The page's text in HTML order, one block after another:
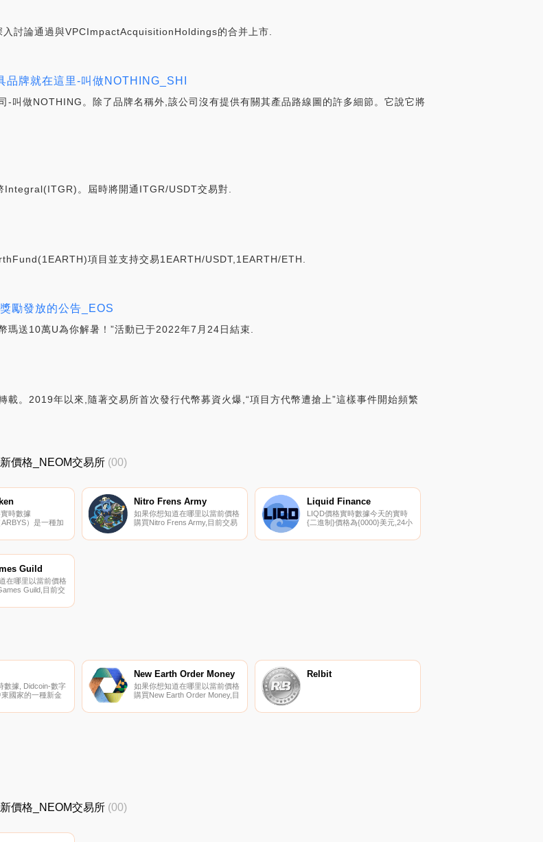
討論通過與VPCImpactAcquisitionHoldings的合并上市.
牌就在這里-叫做NOTHING_SHI
-叫做NOTHING。除了品牌名稱外,該公司沒有提供有關其產品路線圖的許多細節。它說它將
。屆時將開通ITGR/USDT交易對.
項目並支持交易1EARTH/USDT,1EARTH/ETH.
勵發放的公告_EOS
送10萬U為你解暑！”活動已于2022年7月24日結束.
。2019年以來,隨著交易所首次發行代幣募資火爆,“項目方代幣遭搶上”這樣事件開始頻繁
價格_NEOM交易所 (00)
時數據
）是一種加
流供應為0。
美元.
Nitro Frens Army
如果你想知道在哪里以當前價格
購買Nitro Frens Army,目前交易
加密貨幣交易所是Camelot。您
Liquid Finance
LIQD價格實時數據今天的實時
{二進制}價格為{0000}美元,24小
時更新LIQD到美元的價格。
Guild
在哪里以當前價格
Guild,目前交
所是KuCoin和
數據, Didcoin-數字
國家的一種新金
數字項目。數字第
New Earth Order Money
如果你想知道在哪里以當前價格
購買New Earth Order Money,目
Money]股票的頂級加密貨幣交
Relbit
價格_NEOM交易所 (00)